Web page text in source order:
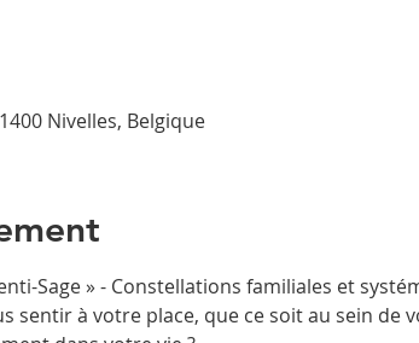
Nivelles, Belgique
Sage » - Constellations familiales et
sentir à votre place, que ce soit au sein de